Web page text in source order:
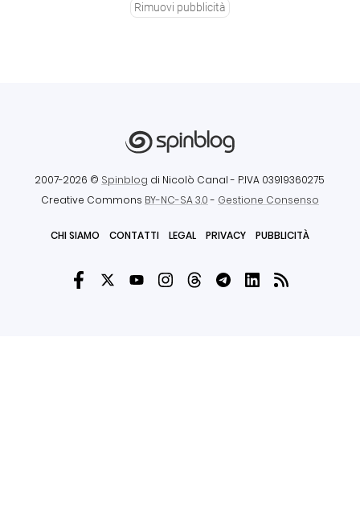
Rimuovi pubblicità
2007-2026 © Spinblog di Nicolò Canal - P.IVA 03919360275
Creative Commons BY-NC-SA 3.0- Gestione Consenso
CHI SIAMO CONTATTI LEGAL PRIVACY PUBBLICITÀ